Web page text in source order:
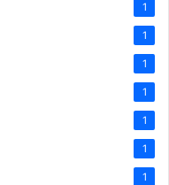
1
1
1
1
1
1
1